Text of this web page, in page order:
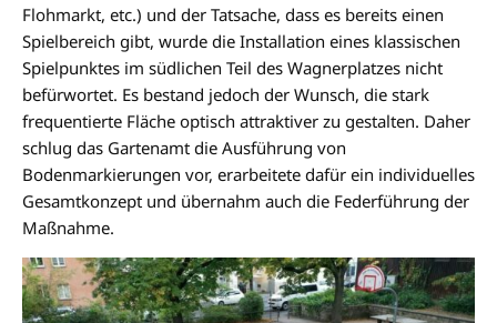
Flohmarkt, etc.) und der Tatsache, dass es bereits einen
Spielbereich gibt, wurde die Installation eines klassischen
Spielpunktes im südlichen Teil des Wagnerplatzes nicht
befürwortet. Es bestand jedoch der Wunsch, die stark
frequentierte Fläche optisch attraktiver zu gestalten. Daher
schlug das Gartenamt die Ausführung von
Bodenmarkierungen vor, erarbeitete dafür ein individuelles
Gesamtkonzept und übernahm auch die Federführung der
Maßnahme.